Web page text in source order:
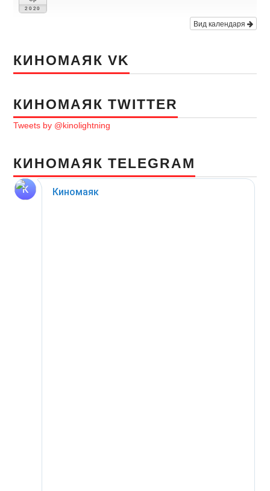
2020
Вид календаря
КИНОМАЯК VK
КИНОМАЯК TWITTER
Tweets by @kinolightning
КИНОМАЯК TELEGRAM